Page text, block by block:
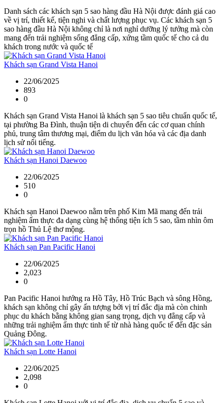
Danh sách các khách sạn 5 sao hàng đầu Hà Nội được đánh giá cao
về vị trí, thiết kế, tiện nghi và chất lượng phục vụ. Các khách sạn 5
sao hàng đầu Hà Nội không chỉ là nơi nghỉ dưỡng lý tưởng mà còn
mang đến trải nghiệm sống đẳng cấp, xứng tầm quốc tế cho cả du
khách trong nước và quốc tế
Khách sạn Grand Vista Hanoi
22/06/2025
893
0
Khách sạn Grand Vista Hanoi là khách sạn 5 sao tiêu chuẩn quốc tế,
tại phường Ba Đình, thuận tiện di chuyển đến các cơ quan chính
phủ, trung tâm thương mại, điểm du lịch văn hóa và các địa danh
lịch sử nổi tiếng.
Khách sạn Hanoi Daewoo
22/06/2025
510
0
Khách sạn Hanoi Daewoo nằm trên phố Kim Mã mang đến trải
nghiệm ẩm thực đa dạng cùng hệ thống tiện ích 5 sao, tầm nhìn ôm
trọn hồ Thủ Lệ thơ mộng.
Khách sạn Pan Pacific Hanoi
22/06/2025
2,023
0
Pan Pacific Hanoi hướng ra Hồ Tây, Hồ Trúc Bạch và sông Hồng,
khách sạn không chỉ gây ấn tượng bởi vị trí đắc địa mà còn chinh
phục du khách bằng không gian sang trọng, dịch vụ đẳng cấp và
những trải nghiệm ẩm thực tinh tế từ nhà hàng quốc tế đến đặc sản
Quảng Đông.
Khách sạn Lotte Hanoi
22/06/2025
2,098
0